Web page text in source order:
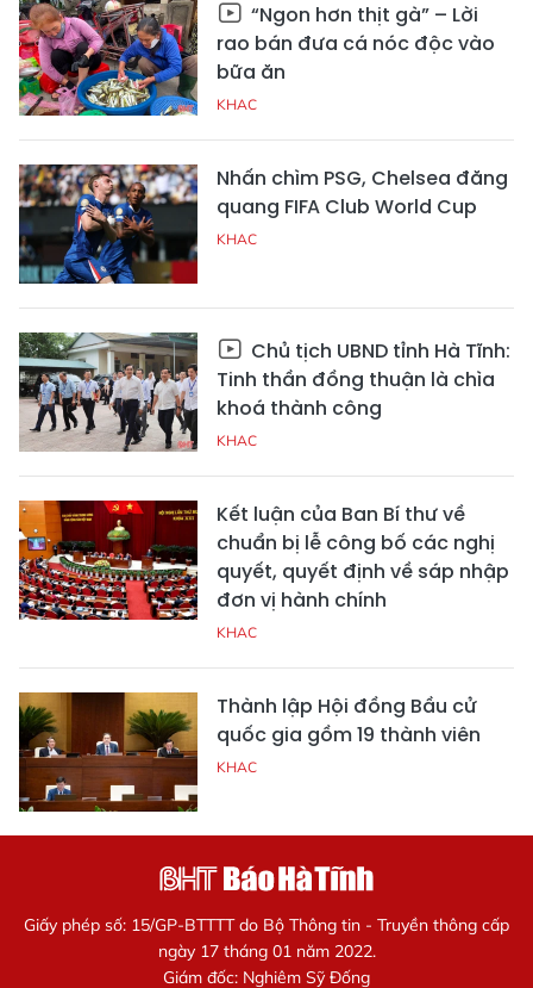
“Ngon hơn thịt gà” – Lời
rao bán đưa cá nóc độc vào
bữa ăn
KHAC
Nhấn chìm PSG, Chelsea đăng
quang FIFA Club World Cup
KHAC
Chủ tịch UBND tỉnh Hà Tĩnh:
Tinh thần đồng thuận là chìa
khoá thành công
KHAC
Kết luận của Ban Bí thư về
chuẩn bị lễ công bố các nghị
quyết, quyết định về sáp nhập
đơn vị hành chính
KHAC
Thành lập Hội đồng Bầu cử
quốc gia gồm 19 thành viên
KHAC
Giấy phép số: 15/GP-BTTTT do Bộ Thông tin - Truyền thông cấp
ngày 17 tháng 01 năm 2022.
Giám đốc: Nghiêm Sỹ Đống